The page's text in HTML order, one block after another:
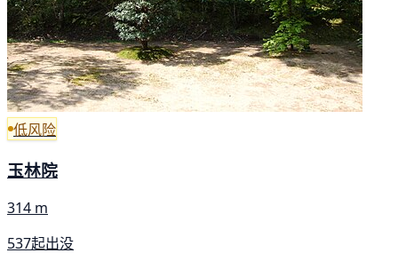
低风险
玉林院
314 m
537起出没